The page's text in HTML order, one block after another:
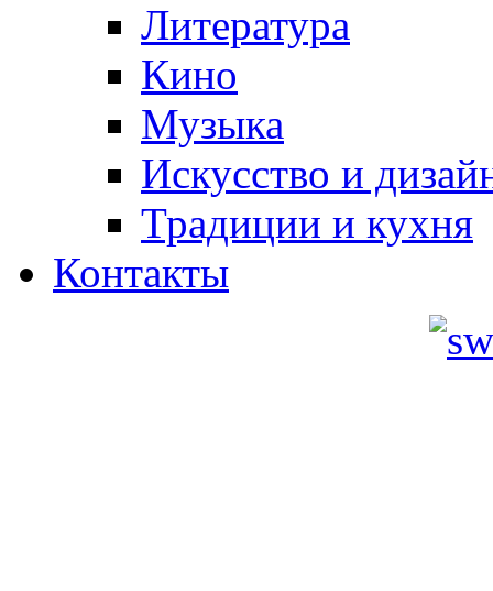
Литература
Кино
Музыка
Искусство и
Традиции и кухня
Контакты